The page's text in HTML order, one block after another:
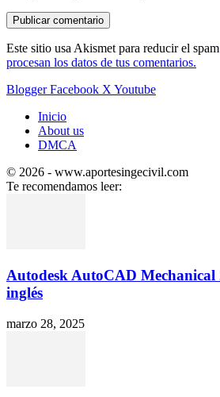
Este sitio usa Akismet para reducir el
procesan los datos de tus comentarios.
Blogger Facebook X Youtube
Inicio
About us
DMCA
© 2026 - www.aportesingecivil.com
Te recomendamos leer:
Autodesk AutoCAD Mechanical
inglés
marzo 28, 2025